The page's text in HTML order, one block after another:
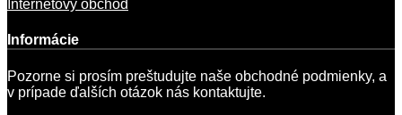
Internetový obchod
Informácie
Pozorne si prosím preštudujte naše obchodné podmienky, a
v prípade ďalších otázok nás kontaktujte.